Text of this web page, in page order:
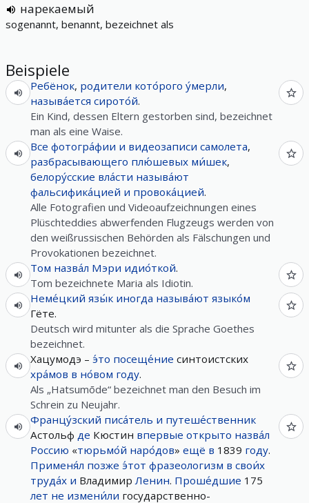
нарекаемый
sogenannt, benannt, bezeichnet als
Beispiele
Ребёнок, родители кото́рого у́мерли,
называ́ется сирото́й.
Ein Kind, dessen Eltern gestorben sind, bezeichnet
man als eine Waise.
Все фотогра́фии и видеозаписи самолета,
разбрасывающего плю́шевых ми́шек,
белору́сские вла́сти называ́ют
фальсифика́цией и провока́цией.
Alle Fotografien und Videoaufzeichnungen eines
Plüschteddies abwerfenden Flugzeugs werden von
den weißrussischen Behörden als Fälschungen und
Provokationen bezeichnet.
Том назва́л Мэри идио́ткой.
Tom bezeichnete Maria als Idiotin.
Неме́цкий язы́к иногда называ́ют языко́м
Гёте.
Deutsch wird mitunter als die Sprache Goethes
bezeichnet.
Хацумодэ – э́то посеще́ние синтоистских
хра́мов в но́вом году.
Als „Hatsumōde“ bezeichnet man den Besuch im
Schrein zu Neujahr.
Францу́зский писа́тель и путеше́ственник
Астольф де Кюстин впервые открыто назва́л
Россию «тюрьмо́й наро́дов» ещё в 1839 году.
Применя́л позже э́тот фразеологизм в свои́х
труда́х и ВладимирЛенин. Проше́дшие 175
лет не измени́ли государственно-